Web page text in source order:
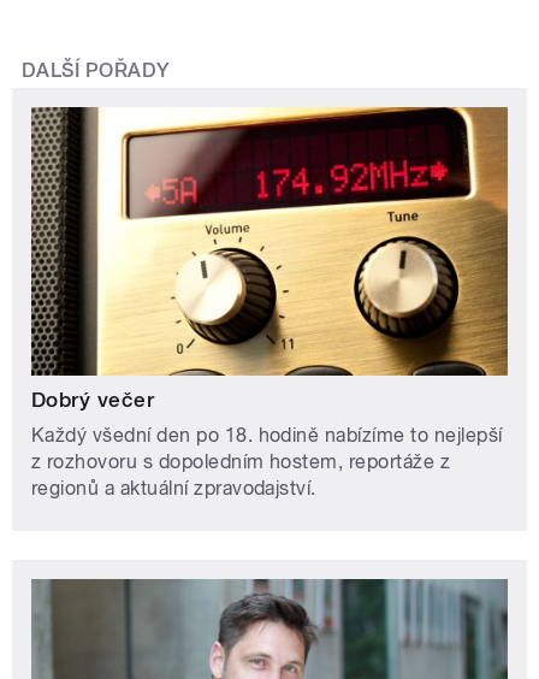
DALŠÍ POŘADY
Dobrý večer
Každý všední den po 18. hodině nabízíme to nejlepší
z rozhovoru s dopoledním hostem, reportáže z
regionů a aktuální zpravodajství.